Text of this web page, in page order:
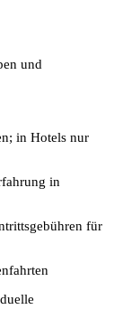
und
in Hotels nur
in
für